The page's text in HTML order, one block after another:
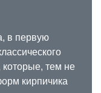
в первую
которые, тем не
кирпичика